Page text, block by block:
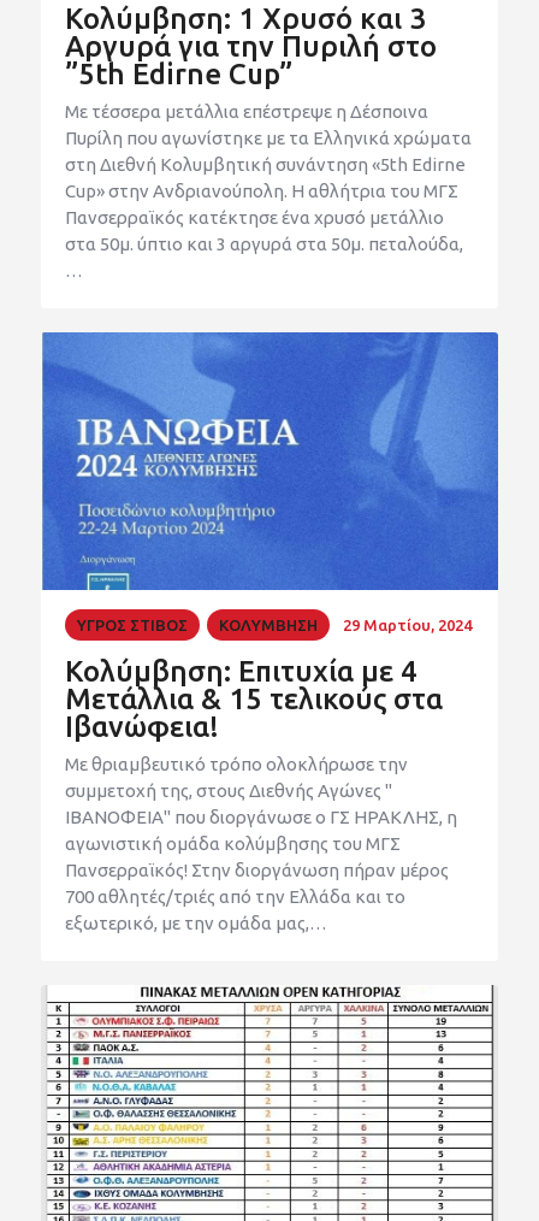
Κολύμβηση: 1 Χρυσό και 3
Αργυρά για την Πυριλή στο
”5th Edirne Cup”
Με τέσσερα μετάλλια επέστρεψε η Δέσποινα
Πυρίλη που αγωνίστηκε με τα Ελληνικά χρώματα
στη Διεθνή Κολυμβητική συνάντηση «5th Edirne
Cup» στην Ανδριανούπολη. Η αθλήτρια του ΜΓΣ
Πανσερραϊκός κατέκτησε ένα χρυσό μετάλλιο
στα 50μ. ύπτιο και 3 αργυρά στα 50μ. πεταλούδα,
…
ΥΓΡΟΣ ΣΤΙΒΟΣ ΚΟΛΥΜΒΗΣΗ 29 Μαρτίου, 2024
Κολύμβηση: Επιτυχία με 4
Μετάλλια & 15 τελικούς στα
Ιβανώφεια!
Με θριαμβευτικό τρόπο ολοκλήρωσε την
συμμετοχή της, στους Διεθνής Αγώνες "
ΙΒΑΝΟΦΕΙΑ" που διοργάνωσε ο ΓΣ ΗΡΑΚΛΗΣ, η
αγωνιστική ομάδα κολύμβησης του ΜΓΣ
Πανσερραϊκός! Στην διοργάνωση πήραν μέρος
700 αθλητές/τριές από την Ελλάδα και το
εξωτερικό, με την ομάδα μας,…